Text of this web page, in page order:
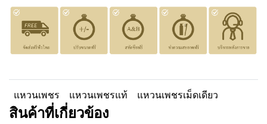
แหวนเพชร แหวนเพชรแท้ แหวนเพชรเม็ดเดียว
สินค้าที่เกี่ยวข้อง